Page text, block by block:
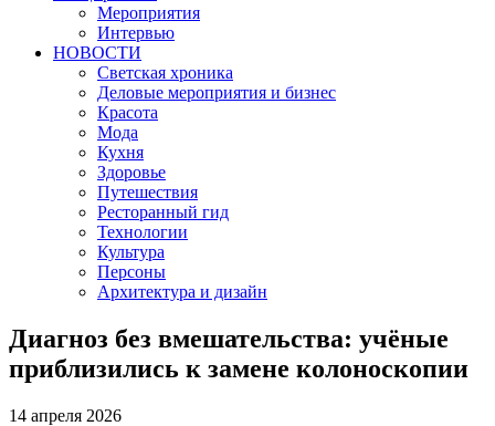
Мероприятия
Интервью
НОВОСТИ
Светская хроника
Деловые мероприятия и бизнес
Красота
Мода
Кухня
Здоровье
Путешествия
Ресторанный гид
Технологии
Культура
Персоны
Архитектура и дизайн
Диагноз без вмешательства: учёные
приблизились к замене колоноскопии
14 апреля 2026